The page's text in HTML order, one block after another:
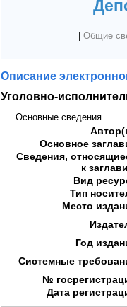
Общие
Описание
Уголовно-
Основные сведения
Основное
Сведения,
к
Вид
Тип
Место
Год
Системные
№
Дата